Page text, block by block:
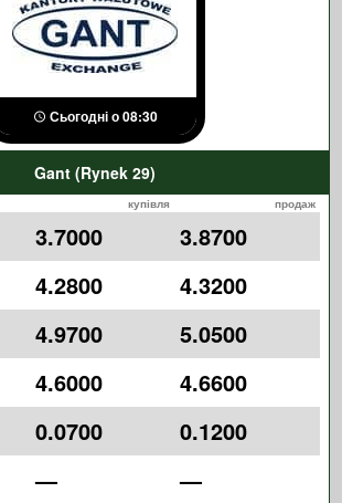
Сьогодні о 08:30
Gant (Rynek 29)
купівля продаж
3.7000 3.8700
4.2800 4.3200
4.9700 5.0500
4.6000 4.6600
0.0700 0.1200
— —